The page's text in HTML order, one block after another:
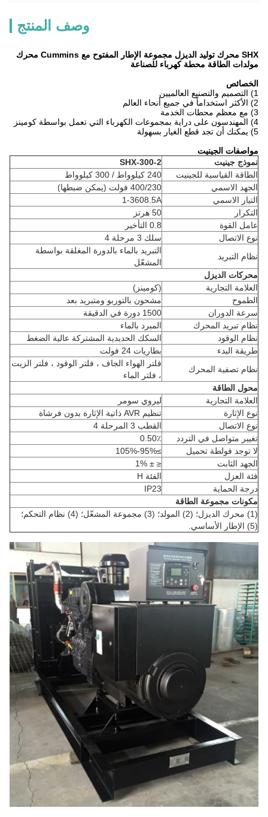
وصف المنتج
SHX محرك توليد الديزل مجموعة الإطار المفتوح مع Cummins محرك
مولدات الطاقة محطة كهرباء للصناعة
الخصائص
1) التصميم والتصنيع العالميين
2) الأكثر استخداماً في جميع أنحاء العالم
3) مع معظم محطات الخدمة
4) المهندسون على دراية بمجموعات الكهرباء التي تعمل بواسطة كومينز
5) يمكنك أن تجد قطع الغيار بسهولة
مواصفات الجينيت
نموذج جينيت
SHX-300-2
الطاقة القياسية للجينيت
240 كيلوواط / 300 كيلوواط
الجهد الاسمي
400/230 فولت (يمكن ضبطها)
التيار الاسمي
1-3608.5A
التكرار
50 هرتز
عامل القوة
0.8 التأخير
نوع الاتصال
سلك 3 مرحلة 4
نظام التبريد
التبريد بالماء بالدورة المغلقة بواسطة
المشعّل
محركات الديزل
العلامة التجارية
(كومينز)
الطموح
مشحون بالتوربو ومتبريد بعد
سرعة الدوران
1500 دورة في الدقيقة
نظام تبريد المحرك
المبرد بالماء
نظام الوقود
السكك الحديدية المشتركة عالية الضغط
طريقة البدء
بطاريات 24 فولت
نظام تصفية المحرك
فلتر الهواء الجاف ، فلتر الوقود ، فلتر الزيت
، فلتر الماء
محول الطاقة
العلامة التجارية
ليروي سومر
نوع الإثارة
تنظيم AVR ذاتية الإثارة بدون فرشاة
نوع الاتصال
القطب 3 المرحلة 4
تغيير متواصل في التردد
0.50٪
لا توجد فولطة تحميل
≥95%-105%
الجهد الثابت
≤ ± 1%
فئة العزل
الفئة H
درجة الحماية
IP23
مكونات مجموعة الطاقة
(1) محرك الديزل؛ (2) المولد؛ (3) مجموعة المشعّل؛ (4) نظام التحكم؛
(5) الإطار الأساسي.